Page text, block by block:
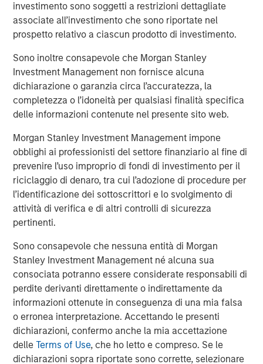
investimento sono soggetti a restrizioni dettagliate
associate all’investimento che sono riportate nel
prospetto relativo a ciascun prodotto di investimento.
Sono inoltre consapevole che Morgan Stanley
Investment Management non fornisce alcuna
dichiarazione o garanzia circa l’accuratezza, la
completezza o l’idoneità per qualsiasi finalità specifica
delle informazioni contenute nel presente sito web.
Morgan Stanley Investment Management impone
obblighi ai professionisti del settore finanziario al fine di
prevenire l’uso improprio di fondi di investimento per il
riciclaggio di denaro, tra cui l’adozione di procedure per
l’identificazione dei sottoscrittori e lo svolgimento di
attività di verifica e di altri controlli di sicurezza
pertinenti.
Sono consapevole che nessuna entità di Morgan
Stanley Investment Management né alcuna sua
consociata potranno essere considerate responsabili di
perdite derivanti direttamente o indirettamente da
informazioni ottenute in conseguenza di una mia falsa
o erronea interpretazione. Accettando le presenti
dichiarazioni, confermo anche la mia accettazione
delleTerms of Use, che ho letto e compreso. Se le
dichiarazioni sopra riportate sono corrette, selezionare
Morgan Stanley Capital Partners Acquires
Security 101
PRESS RELEASE
Morgan Stanley Capital Partners Makes
Majority Investment in Olsson, Inc.
The Author
Executive Director
Featured Insights